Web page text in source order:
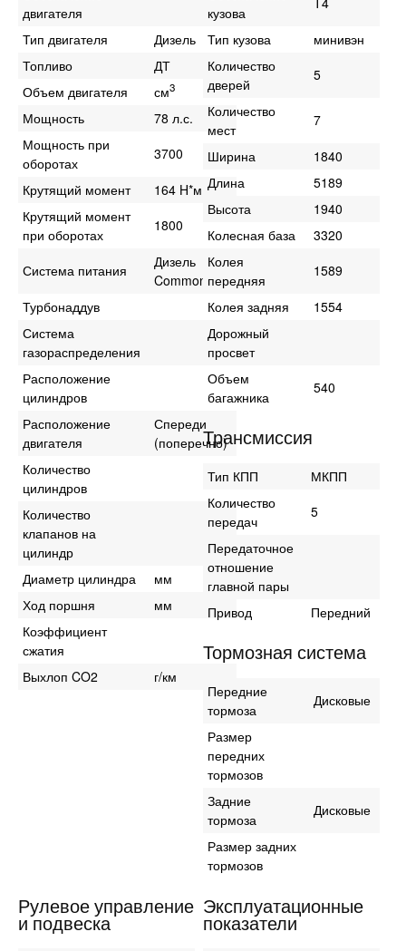
двигателя
Тип двигателя
Дизель
Топливо
ДТ
Объем двигателя
см3
Мощность
78 л.с.
Мощность при
оборотах
3700
Крутящий момент
164 H*м
Крутящий момент
при оборотах
1800
Система питания
Дизель
Common rail
Турбонаддув
Система
газораспределения
Расположение
цилиндров
Расположение
двигателя
Спереди
(поперечно)
Количество
цилиндров
Количество
клапанов на
цилиндр
Диаметр цилиндра
мм
Ход поршня
мм
Коэффициент
сжатия
Выхлоп CO2
г/км
кузова
Тип кузова
минивэн
Количество
дверей
5
Количество
мест
7
Ширина
1840
Длина
5189
Высота
1940
Колесная база
3320
Колея
передняя
1589
Колея задняя
1554
Дорожный
просвет
Объем
багажника
540
Трансмиссия
Тип КПП
МКПП
Количество
передач
5
Передаточное
отношение
главной пары
Привод
Передний
Тормозная система
Передние
тормоза
Дисковые
Размер
передних
тормозов
Задние
тормоза
Дисковые
Размер задних
тормозов
Рулевое управление
и подвеска
Эксплуатационные
показатели